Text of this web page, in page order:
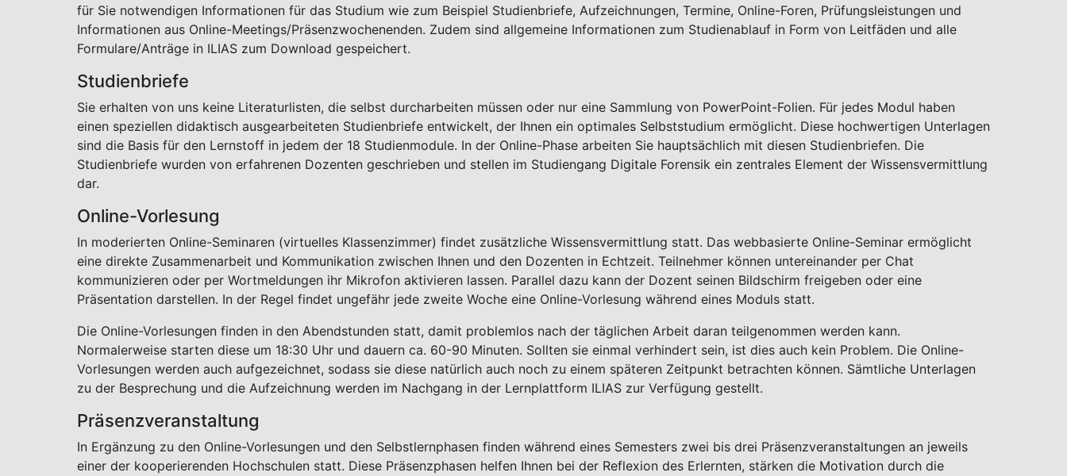
für Sie notwendigen Informationen für das Studium wie zum Beispiel Studienbriefe, Aufzeichnungen, Termine, Online-Foren, Prüfungsleistungen und
Informationen aus Online-Meetings/Präsenzwochenenden. Zudem sind allgemeine Informationen zum Studienablauf in Form von Leitfäden und alle
Formulare/Anträge in ILIAS zum Download gespeichert.
Studienbriefe
Sie erhalten von uns keine Literaturlisten, die selbst durcharbeiten müssen oder nur eine Sammlung von PowerPoint-Folien. Für jedes Modul haben
einen speziellen didaktisch ausgearbeiteten Studienbriefe entwickelt, der Ihnen ein optimales Selbststudium ermöglicht. Diese hochwertigen Unterlagen
sind die Basis für den Lernstoff in jedem der 18 Studienmodule. In der Online-Phase arbeiten Sie hauptsächlich mit diesen Studienbriefen. Die
Studienbriefe wurden von erfahrenen Dozenten geschrieben und stellen im Studiengang Digitale Forensik ein zentrales Element der Wissensvermittlung
dar.
Online-Vorlesung
In moderierten Online-Seminaren (virtuelles Klassenzimmer) findet zusätzliche Wissensvermittlung statt. Das webbasierte Online-Seminar ermöglicht
eine direkte Zusammenarbeit und Kommunikation zwischen Ihnen und den Dozenten in Echtzeit. Teilnehmer können untereinander per Chat
kommunizieren oder per Wortmeldungen ihr Mikrofon aktivieren lassen. Parallel dazu kann der Dozent seinen Bildschirm freigeben oder eine
Präsentation darstellen. In der Regel findet ungefähr jede zweite Woche eine Online-Vorlesung während eines Moduls statt.
Die Online-Vorlesungen finden in den Abendstunden statt, damit problemlos nach der täglichen Arbeit daran teilgenommen werden kann.
Normalerweise starten diese um 18:30 Uhr und dauern ca. 60-90 Minuten. Sollten sie einmal verhindert sein, ist dies auch kein Problem. Die Online-
Vorlesungen werden auch aufgezeichnet, sodass sie diese natürlich auch noch zu einem späteren Zeitpunkt betrachten können. Sämtliche Unterlagen
zu der Besprechung und die Aufzeichnung werden im Nachgang in der Lernplattform ILIAS zur Verfügung gestellt.
Präsenzveranstaltung
In Ergänzung zu den Online-Vorlesungen und den Selbstlernphasen finden während eines Semesters zwei bis drei Präsenzveranstaltungen an jeweils
einer der kooperierenden Hochschulen statt. Diese Präsenzphasen helfen Ihnen bei der Reflexion des Erlernten, stärken die Motivation durch die